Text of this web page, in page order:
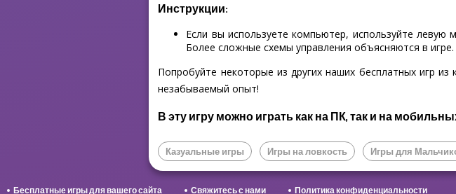
Инструкции:
Если вы используете компьютер, используйте
Более сложные схемы управления объясняются в игре.
Попробуйте некоторые из других наших бесплатных игр
незабываемый опыт!
В эту игру можно играть как на ПК, так и на
Казуальные игры Игры на ловкость Игры для
Бесплатные игры для вашего сайта Свяжитесь с нами Политика конфиденциальности